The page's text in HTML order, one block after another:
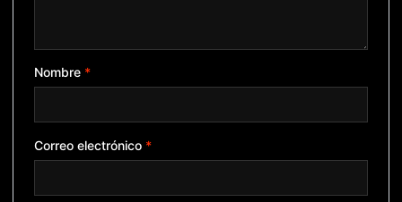
Nombre *
Correo electrónico *